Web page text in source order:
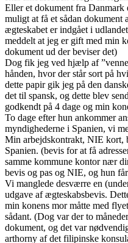
Eller et dokument fra Danmark
muligt at få et sådan dokument
ægteskabet er indgået i
meddelt at jeg er gift med min
dokument ud der beviser det)
Dog fik jeg ved hjælp af
hånden, hvor der står sort på
dette papir gik jeg på den
det til spansk, og dette blev
godkendt på 4 dage og min
To dage efter hun ankommer
myndighederne i Spanien, vi
Min arbejdskontrakt, NIE kort,
Spanien. (bevis for at få
samme kommune kontor nær
bevis og pas og NIE, og hun
Vi manglede desværre en
udgave af ægteskabsbevis.
min konens mor måtte med
sådant. (Dog var der to
dokument, og det var
arthorny af det filipinske